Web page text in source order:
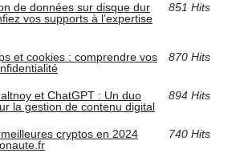
de données sur disque dur
vos supports à l’expertise
851 Hits
et cookies : comprendre vos
870 Hits
et ChatGPT : Un duo
la gestion de contenu digital
894 Hits
cryptos en 2024
740 Hits